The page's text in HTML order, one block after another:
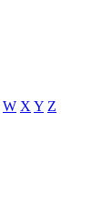
W X Y Z